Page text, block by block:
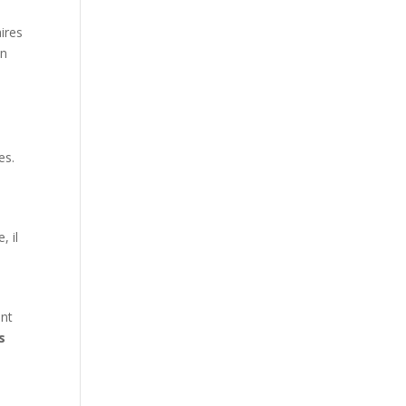
il